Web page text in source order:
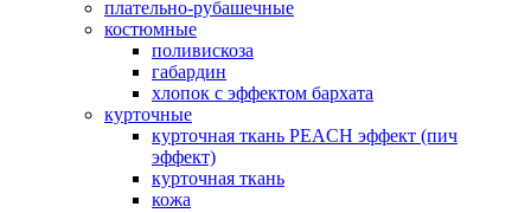
плательно-рубашечные
костюмные
поливискоза
габардин
хлопок с эффектом бархата
курточные
курточная ткань PEACH эффект (пич
эффект)
курточная ткань
кожа